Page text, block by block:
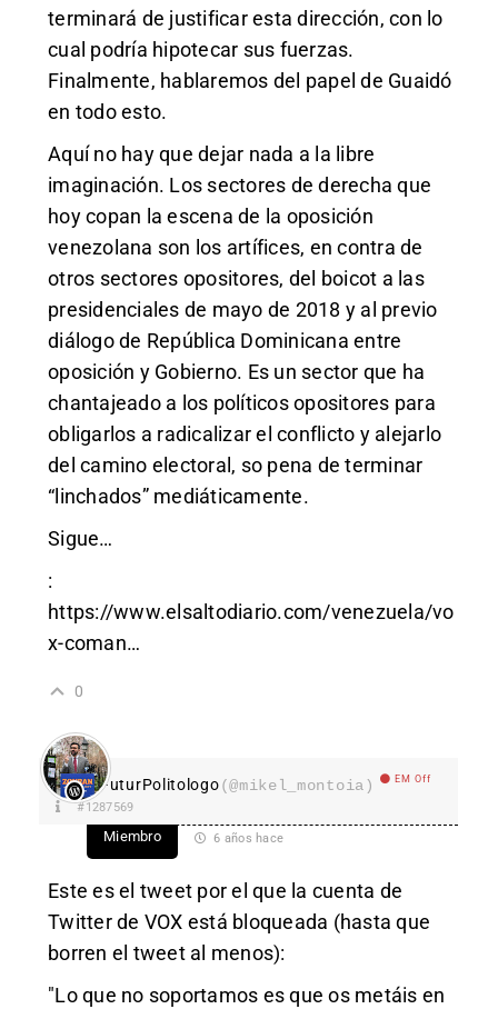
terminará de justificar esta dirección, con lo
cual podría hipotecar sus fuerzas.
Finalmente, hablaremos del papel de Guaidó
en todo esto.
Aquí no hay que dejar nada a la libre
imaginación. Los sectores de derecha que
hoy copan la escena de la oposición
venezolana son los artífices, en contra de
otros sectores opositores, del boicot a las
presidenciales de mayo de 2018 y al previo
diálogo de República Dominicana entre
oposición y Gobierno. Es un sector que ha
chantajeado a los políticos opositores para
obligarlos a radicalizar el conflicto y alejarlo
del camino electoral, so pena de terminar
“linchados” mediáticamente.
Sigue…
:
https://www.elsaltodiario.com/venezuela/vo
x-coman…
0
FuturPolitologo(@mikel_montoia) EM Off
#1287569
Miembro 6 años hace
Este es el tweet por el que la cuenta de
Twitter de VOX está bloqueada (hasta que
borren el tweet al menos):
"Lo que no soportamos es que os metáis en